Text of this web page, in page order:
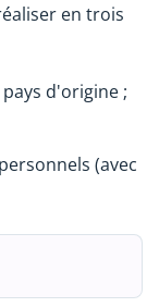
en trois
d'origine ;
(avec